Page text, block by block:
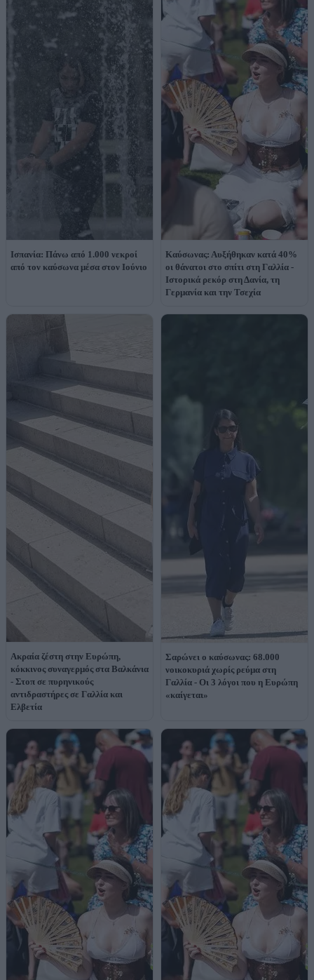
Ισπανία: Πάνω από 1.000 νεκροί
από τον καύσωνα μέσα στον Ιούνιο
Καύσωνας: Αυξήθηκαν κατά 40%
οι θάνατοι στο σπίτι στη Γαλλία -
Ιστορικά ρεκόρ στη Δανία, τη
Γερμανία και την Τσεχία
Ακραία ζέστη στην Ευρώπη,
κόκκινος συναγερμός στα Βαλκάνια
- Στοπ σε πυρηνικούς
αντιδραστήρες σε Γαλλία και
Ελβετία
Σαρώνει ο καύσωνας: 68.000
νοικοκυριά χωρίς ρεύμα στη
Γαλλία - Οι 3 λόγοι που η Ευρώπη
«καίγεται»